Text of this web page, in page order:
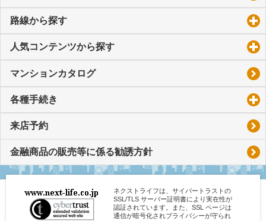
路線から探す
人気コンテンツから探す
マンションカタログ
各種手続き
来店予約
金融商品の販売等に係る勧誘方針
ネクストライフは、サイバートラストの
SSL/TLS サーバー証明書により実在性が
認証されています。また、SSL ページは
通信が暗号化されプライバシーが守られ